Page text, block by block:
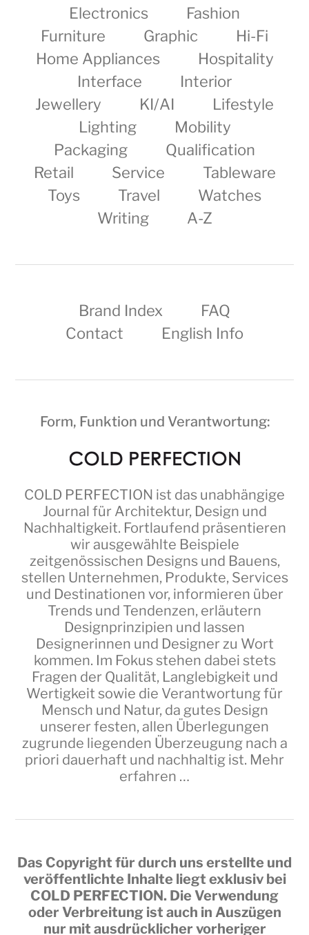
Electronics
Fashion
Furniture
Graphic
Hi-Fi
Home Appliances
Hospitality
Interface
Interior
Jewellery
KI/AI
Lifestyle
Lighting
Mobility
Packaging
Qualification
Retail
Service
Tableware
Toys
Travel
Watches
Writing
A-Z
Brand Index
FAQ
Contact
English Info
Form, Funktion und Verantwortung:
COLD PERFECTION ist das unabhängige
Journal für Architektur, Design und
Nachhaltigkeit. Fortlaufend präsentieren
wir ausgewählte Beispiele
zeitgenössischen Designs und Bauens,
stellen Unternehmen, Produkte, Services
und Destinationen vor, informieren über
Trends und Tendenzen, erläutern
Designprinzipien und lassen
Designerinnen und Designer zu Wort
kommen. Im Fokus stehen dabei stets
Fragen der Qualität, Langlebigkeit und
Wertigkeit sowie die Verantwortung für
Mensch und Natur, da gutes Design
unserer festen, allen Überlegungen
zugrunde liegenden Überzeugung nach a
priori dauerhaft und nachhaltig ist. Mehr
erfahren …
Das Copyright für durch uns erstellte und
veröffentlichte Inhalte liegt exklusiv bei
COLD PERFECTION. Die Verwendung
oder Verbreitung ist auch in Auszügen
nur mit ausdrücklicher vorheriger